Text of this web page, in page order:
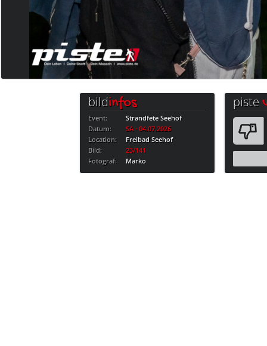
bildinfos
Event:
Strandfete Seehof
Datum:
SA · 04.07.2026
Location:
Freibad Seehof
Bild:
23/141
Fotograf:
Marko
piste